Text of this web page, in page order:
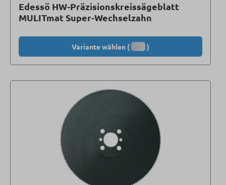
Edessö HW-Präzisionskreissägeblatt
MULITmat Super-Wechselzahn
Variante wählen ( )